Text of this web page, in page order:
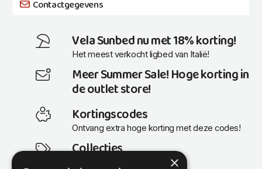
Contactgegevens
Vela Sunbed nu met 18% korting!
Het meest verkocht ligbed van Italië!
Meer Summer Sale! Hoge korting in
de outlet store!
Kortingscodes
Ontvang extra hoge korting met deze codes!
Collecties
Actuele en populaire collecties
×